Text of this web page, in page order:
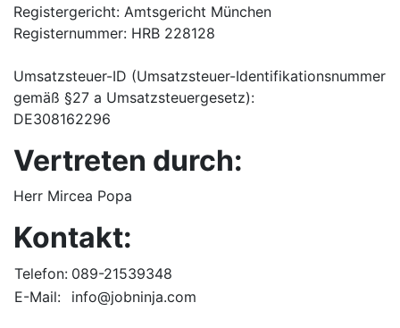
Registergericht: Amtsgericht München
Registernummer: HRB 228128
Umsatzsteuer-ID (Umsatzsteuer-Identifikationsnummer
gemäß §27 a Umsatzsteuergesetz):
DE308162296
Vertreten durch:
Herr Mircea Popa
Kontakt:
Telefon: 089-21539348
E-Mail:
info@jobninja.com